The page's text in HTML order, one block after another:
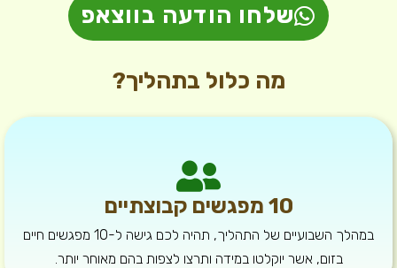
שלחו הודעה בווצאפ
מה כלול בתהליך?
10 מפגשים קבוצתיים
במהלך השבועיים של התהליך, תהיה לכם גישה ל-10 מפגשים חיים
בזום, אשר יוקלטו במידה ותרצו לצפות בהם מאוחר יותר.